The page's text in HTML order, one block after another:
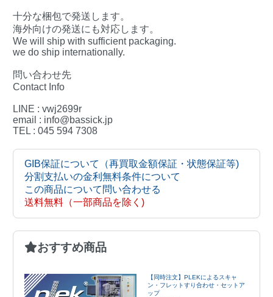
十分な梱包で発送します。
海外向けの発送にも対応します。
We will ship with sufficient packaging.
we do ship internationally.
問い合わせ先
Contact Info
LINE : vwj2699r
email : info@bassick.jp
TEL : 045 594 7308
GIB保証について（再買取金額保証・状態保証等)
分割支払いの金利無料条件について
この商品について問い合わせる
送料無料（一部商品を除く)
おすすめ商品
【同時注文】PLEKによるスキャ
ン・フレットすり合わせ・セットア
ップ